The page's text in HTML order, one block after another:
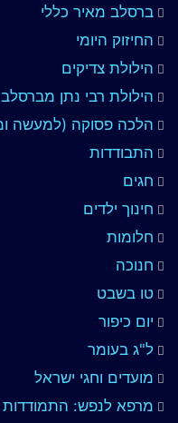
ברסלב מאיר כללי
החיזוק היומי
הילולת צדיקים
הילולת רבי נתן מברסלב
הלכה פסוקה (למעשה
התבודדות
חגים
חינוך ילדים
חלומות
חנוכה
טו בשבט
יום כיפור
ל"ג בעומר
מועדים וחגי ישראל
מרפא לנפש: